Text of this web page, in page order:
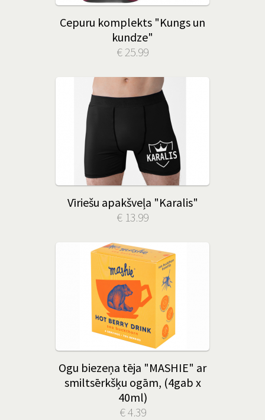
Cepuru komplekts "Kungs un
kundze"
€ 25.99
Vīriešu apakšveļa "Karalis"
€ 13.99
Ogu biezeņa tēja "MASHIE" ar
smiltsērkšķu ogām, (4gab x
40ml)
€ 4.39